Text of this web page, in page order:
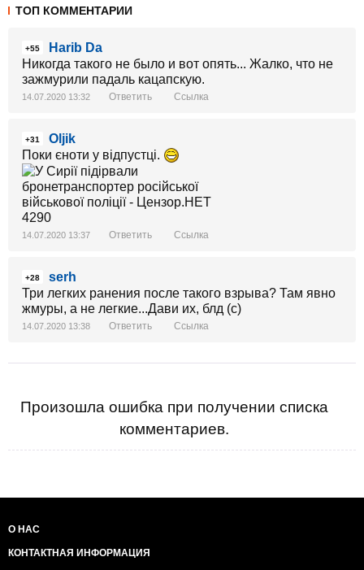
ТОП КОММЕНТАРИИ
+55
Harib Da
Никогда такого не было и вот опять... Жалко, что не
зажмурили падаль кацапскую.
14.07.2020 13:32 Ответить Ссылка
+31
Oljik
Поки єноти у відпустці.
14.07.2020 13:37 Ответить Ссылка
+28
serh
Три легких ранения после такого взрыва? Там явно
жмуры, а не легкие...Дави их, блд (с)
14.07.2020 13:38 Ответить Ссылка
Произошла ошибка при получении списка
комментариев.
О НАС
КОНТАКТНАЯ ИНФОРМАЦИЯ